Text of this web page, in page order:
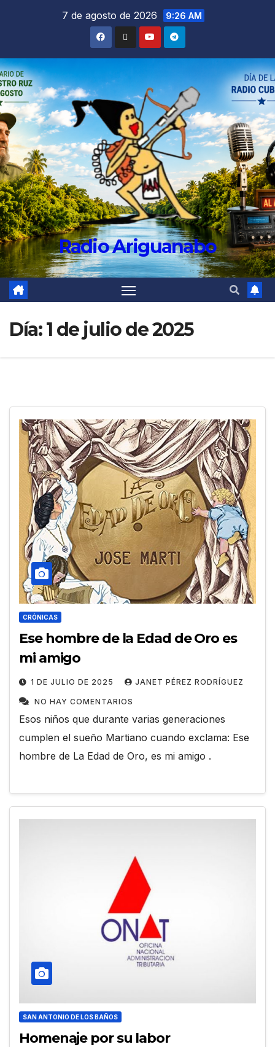
7 de agosto de 2026 9:26 AM
Radio Ariguanabo
Día:1 de julio de 2025
CRÓNICAS
Ese hombre de la Edad de Oro es
mi amigo
1 DE JULIO DE 2025 JANET PÉREZ RODRÍGUEZ
NO HAY COMENTARIOS
Esos niños que durante varias generaciones
cumplen el sueño Martiano cuando exclama: Ese
hombre de La Edad de Oro, es mi amigo .
SAN ANTONIO DE LOS BAÑOS
Homenaje por su labor